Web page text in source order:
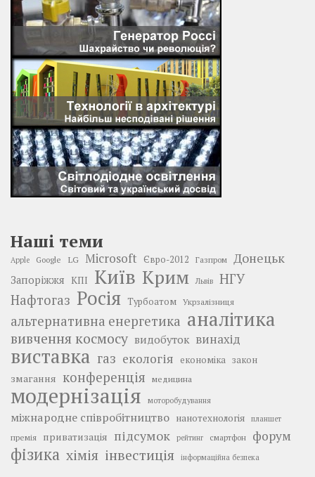
Наші теми
Apple Google LG Microsoft Євро-2012 Газпром Донецьк
Запоріжжя КПІ Київ Крим Львів
НГУ
Нафтогаз Росія Турбоатом Укрзалізниця
альтернативна енергетика аналітика
вивчення космосу видобуток винахід
виставка газ екологія економіка закон
змагання конференція медицина
модернізація моторобудування
міжнародне співробітництво нанотехнологія планшет
премія приватизація підсумок рейтинг смартфон форум
фізика хімія інвестиція інформаційна безпека